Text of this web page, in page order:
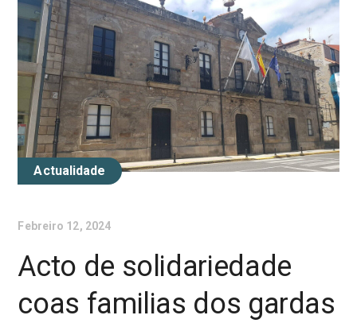
Actualidade
Febreiro 12, 2024
Acto de solidariedade
coas familias dos gardas